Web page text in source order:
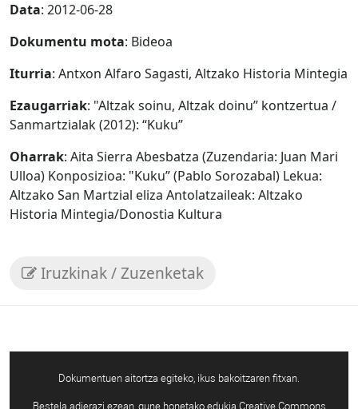
Data: 2012-06-28
Dokumentu mota: Bideoa
Iturria: Antxon Alfaro Sagasti, Altzako Historia Mintegia
Ezaugarriak: "Altzak soinu, Altzak doinu” kontzertua /
Sanmartzialak (2012): “Kuku”
Oharrak: Aita Sierra Abesbatza (Zuzendaria: Juan Mari
Ulloa) Konposizioa: "Kuku” (Pablo Sorozabal) Lekua:
Altzako San Martzial eliza Antolatzaileak: Altzako
Historia Mintegia/Donostia Kultura
Iruzkinak / Zuzenketak
Dokumentuen aitortza egiteko, ikus bakoitzaren fitxan.
Bestela adierazi ezean, gune honetako edukia Creative Commons